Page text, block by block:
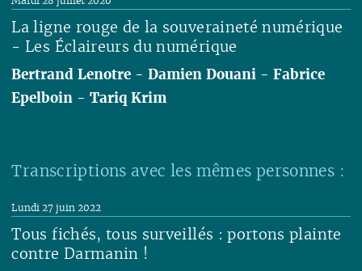
La ligne rouge de la souveraineté numérique
- Les Éclaireurs du numérique
Bertrand Lenotre -Damien Douani -Fabrice
Epelboin -Tariq Krim
Transcriptions avec les mêmes personnes :
Tous fichés, tous surveillés : portons plainte
contre Darmanin !
Lundi 27 juin 2022